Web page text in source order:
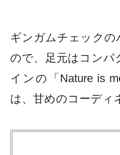
ギンガムチェック
ので、足元はコン
インの「Nature is
は、甘めのコーディ